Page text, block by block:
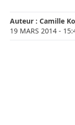
Auteur : Camille
19 MARS 2014 -